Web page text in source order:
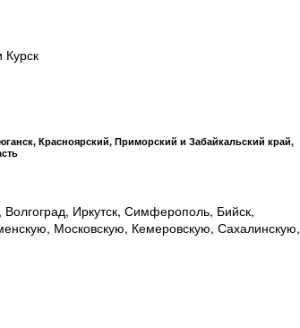
Красноярский, Приморский и Забайкальский край,
Иркутск, Симферополь, Бийск,
Московскую, Кемеровскую, Сахалинскую,